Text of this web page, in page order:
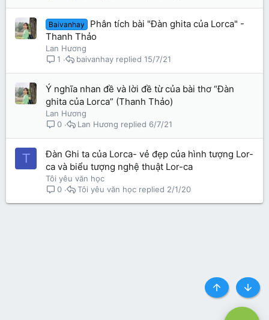
Baivanhay
Phân tích bài "Đàn ghita của Lorca" -
Thanh Thảo
Lan Hương
1
15/7/21
baivanhay
Ý nghĩa nhan đề và lời đề từ của bài thơ “Đàn
ghita của Lorca” (Thanh Thảo)
Lan Hương
0
6/7/21
Lan Hương
T
Đàn Ghi ta của Lorca- vẻ đẹp của hình tượng Lor-
ca và biểu tượng nghệ thuật Lor-ca
Tôi yêu văn học
0
2/1/20
Tôi yêu văn học
Top